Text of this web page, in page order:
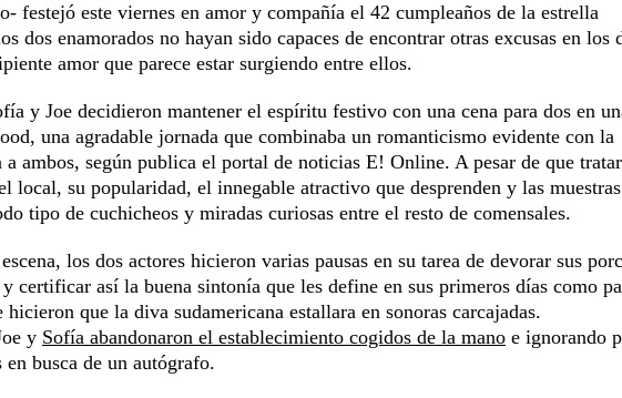
festejó este viernes en amor y compañía el 42 cumpleaños de la estrella
dos enamorados no hayan sido capaces de encontrar otras excusas en los
amor que parece estar surgiendo entre ellos.
y Joe decidieron mantener el espíritu festivo con una cena para dos en
una agradable jornada que combinaba un romanticismo evidente con la
ambos, según publica el portal de noticias E! Online. A pesar de que
local, su popularidad, el innegable atractivo que desprenden y las
tipo de cuchicheos y miradas curiosas entre el resto de comensales.
los dos actores hicieron varias pausas en su tarea de devorar sus
y certificar así la buena sintonía que les define en sus primeros días como
que la diva sudamericana estallara en sonoras carcajadas.
y Sofía abandonaron el establecimiento cogidos de la mano e ignorando
busca de un autógrafo.